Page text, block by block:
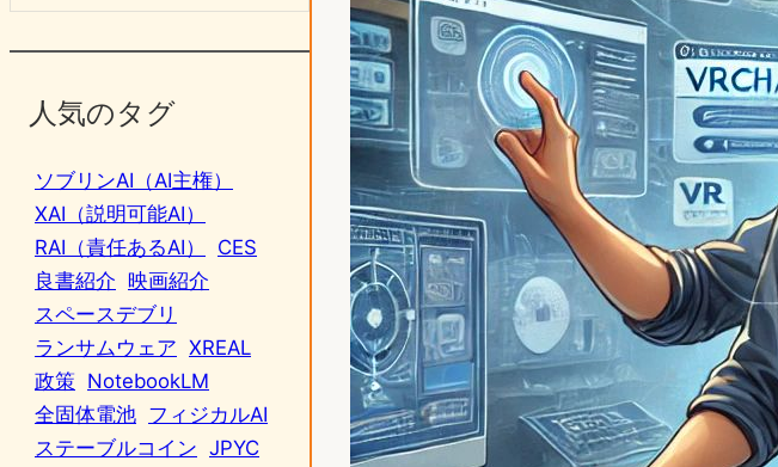
人気のタグ
ソブリンAI（AI主権）
XAI（説明可能AI）
RAI（責任あるAI）
CES
良書紹介 映画紹介
スペースデブリ
ランサムウェア XREAL
政策 NotebookLM
全固体電池 フィジカルAI
ステーブルコイン JPYC